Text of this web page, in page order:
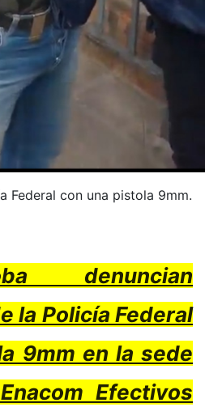
Federal con una pistola 9mm.
denuncian
la Policía Federal
9mm en la sede
Efectivos